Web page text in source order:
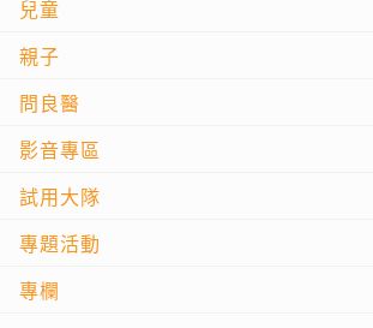
兒童
親子
問良醫
影音專區
試用大隊
專題活動
專欄